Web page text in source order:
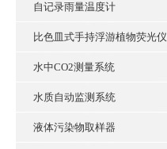
自记录雨量温度计
比色皿式手持浮游植物荧光仪
水中CO2测量系统
水质自动监测系统
液体污染物取样器